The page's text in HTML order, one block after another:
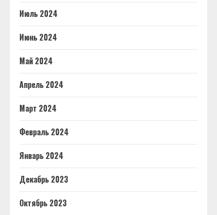
Июль 2024
Июнь 2024
Май 2024
Апрель 2024
Март 2024
Февраль 2024
Январь 2024
Декабрь 2023
Октябрь 2023